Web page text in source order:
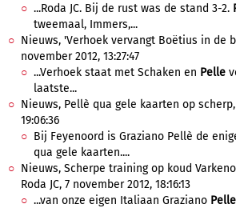
...Roda JC. Bij de rust was de stand 3-2.
tweemaal, Immers,...
Nieuws, 'Verhoek vervangt Boëtius in de
november 2012, 13:27:47
...Verhoek staat met Schaken en Pelle
laatste...
Nieuws, Pellè qua gele kaarten op
19:06:36
Bij Feyenoord is Graziano Pellè de
qua gele kaarten....
Nieuws, Scherpe training op koud
Roda JC, 7 november 2012, 18:16:13
...van onze eigen Italiaan Graziano Pelle